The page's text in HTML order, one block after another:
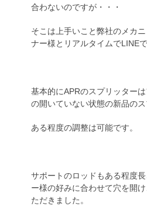
合わないのですが・・・
そこは上手いこと弊社のメカ
ナー様とリアルタイムでLINE
基本的にAPRのスプリッター
の開いていない状態の新品の
ある程度の調整は可能です。
サポートのロッドもある程度
ー様の好みに合わせて穴を開
ただきました。